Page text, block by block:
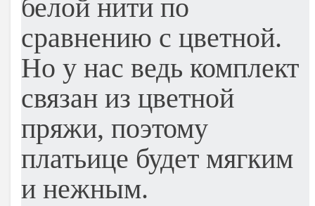
белой нити по
сравнению с цветной.
Но у нас ведь комплект
связан из цветной
пряжи, поэтому
платьице будет мягким
и нежным.